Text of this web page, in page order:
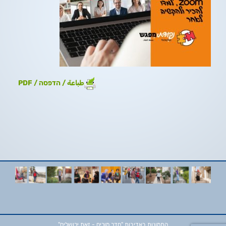
طباعة / הדפסה / PDF
התמונות באדיבות "חדר מורים - זאת ירושלים"